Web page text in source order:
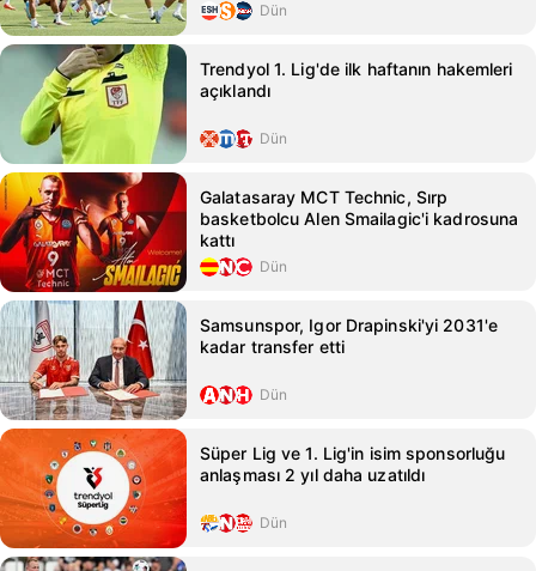
Dün
Trendyol 1. Lig'de ilk haftanın hakemleri
açıklandı
Dün
Galatasaray MCT Technic, Sırp
basketbolcu Alen Smailagic'i kadrosuna
kattı
Dün
Samsunspor, Igor Drapinski'yi 2031'e
kadar transfer etti
Dün
Süper Lig ve 1. Lig'in isim sponsorluğu
anlaşması 2 yıl daha uzatıldı
Dün